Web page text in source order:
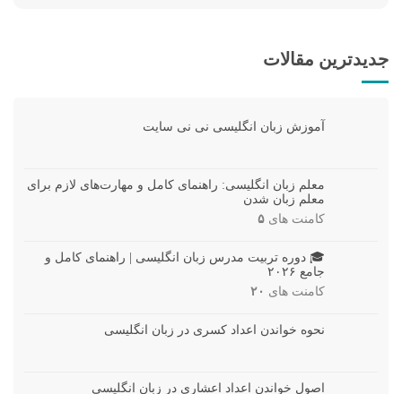
جدیدترین مقالات
آموزش زبان انگلیسی نی نی سایت
معلم زبان انگلیسی: راهنمای کامل و مهارت‌های لازم برای
معلم زبان شدن
کامنت های ۵
🎓 دوره تربیت مدرس زبان انگلیسی | راهنمای کامل و
جامع ۲۰۲۶
کامنت های ۲۰
نحوه خواندن اعداد کسری در زبان انگلیسی
اصول خواندن اعداد اعشاری در زبان انگلیسی